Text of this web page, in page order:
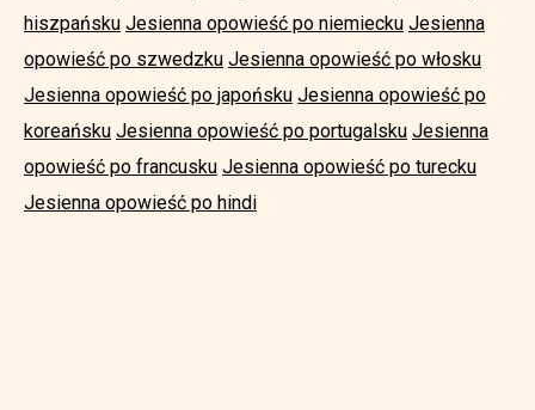
hiszpańsku Jesienna opowieść po niemiecku Jesienna
opowieść po szwedzku Jesienna opowieść po włosku
Jesienna opowieść po japońsku Jesienna opowieść po
koreańsku Jesienna opowieść po portugalsku Jesienna
opowieść po francusku Jesienna opowieść po turecku
Jesienna opowieść po hindi